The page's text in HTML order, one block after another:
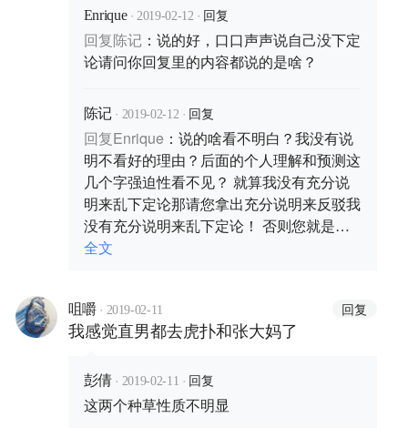
说呢，感觉现在做短视频其实挺浪费
钱的。虽然即影app的页面和其他短
视频app都不同，但拍摄者的内容和
去更成熟，玩法更多，传播更广的大
平台。即影更像一个朋友圈或偏个人
的图片、视频社区，而且重点是评论
为什么看不见？没有评论的互动也是
没有灵魂的app。就像网易云音乐没
了评论功能那用户粘性就会失去一
改变。以上都是个人观点，作者如果
看到可以一起讨论。🙏新年发财
Enrique · 2019-02-12 · 回复
回复陈记： 说的好，口口声声说自己没下定
论请问你回复里的内容都说的是啥？
陈记 · 2019-02-12 · 回复
回复Enrique： 说的啥看不明白？我没有说
明不看好的理由？后面的个人理解和预测这
几个字强迫性看不见？ 就算我没有充分说
明来乱下定论那请您拿出充分说明来反驳我
没有充分说明来乱下定论！ 否则您就是没
有充分说明乱下定论
全文
咀嚼 · 2019-02-11 回复
我感觉直男都去虎扑和张大妈了
彭倩 · 2019-02-11 · 回复
这两个种草性质不明显